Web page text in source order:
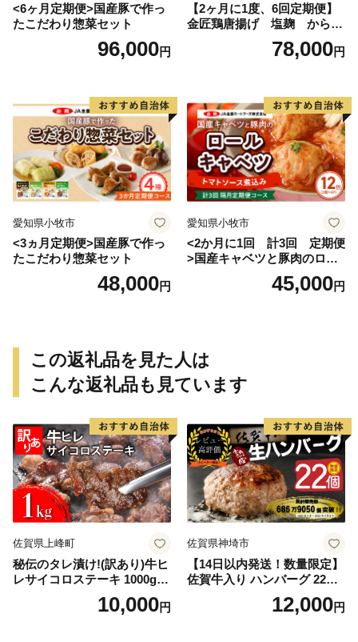
<6ヶ月定期便>国産豚で作っ
たこだわり惣菜セット
96,000円
【2ヶ月に1度、6回定期便】
金匠鶏唐揚げ 塩麹 からあ
78,000円
愛知県小牧市
<3ヵ月定期便>国産豚で作っ
たこだわり惣菜セット
48,000円
愛知県小牧市
<2か月に1回 計3回 定期便
>国産キャベツと豚肉のロー
ルキャベツ（6P入り）
45,000円
この返礼品を見た人は
こんな返礼品も見ています
佐賀県上峰町
秘伝のタレ漬け!(訳あり)牛ヒ
レサイコロステーキ 1000g
10,000円
佐賀県神埼市
【14日以内発送！数量限定】
佐賀牛入り ハンバーグ 22個
2.6kg(120g×22個)【佐賀牛
黒毛和牛 ブランド牛 九州 ハ
12,000円